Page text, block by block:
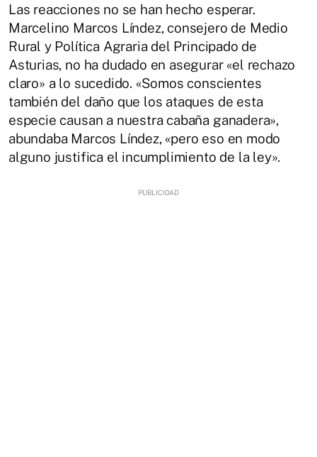
Las reacciones no se han hecho esperar.
Marcelino Marcos Líndez, consejero de Medio
Rural y Política Agraria del Principado de
Asturias, no ha dudado en asegurar «el rechazo
claro» a lo sucedido. «Somos conscientes
también del daño que los ataques de esta
especie causan a nuestra cabaña ganadera»,
abundaba Marcos Líndez, «pero eso en modo
alguno justifica el incumplimiento de la ley».